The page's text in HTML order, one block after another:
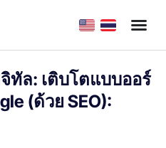
ทัล: เติบโตแบบออร์
(ด้วย SEO):